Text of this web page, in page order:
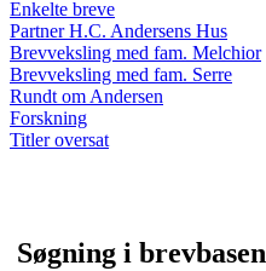
Enkelte breve
Partner H.C. Andersens Hus
Brevveksling med fam. Melchior
Brevveksling med fam. Serre
Rundt om Andersen
Forskning
Titler oversat
Søgning i brevbasen